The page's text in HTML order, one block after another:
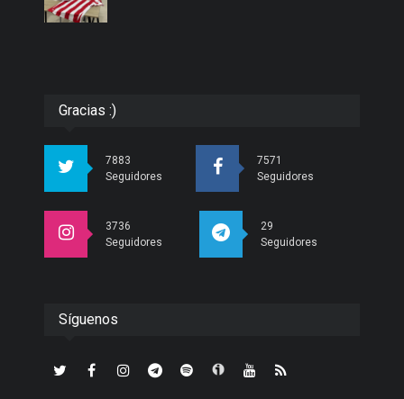
Gracias :)
7883
Seguidores
7571
Seguidores
3736
Seguidores
29
Seguidores
Síguenos